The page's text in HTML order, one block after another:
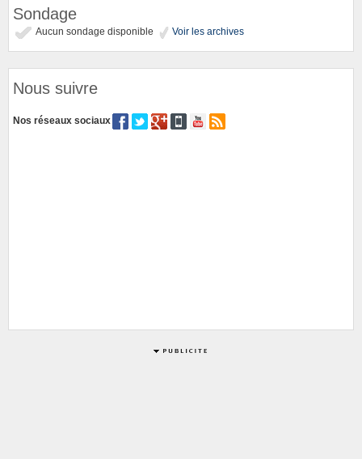
Sondage
Aucun sondage disponible Voir les archives
Nous suivre
Nos réseaux sociaux